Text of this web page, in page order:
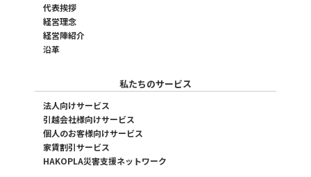
代表挨拶
経営理念
経営陣紹介
沿革
私たちのサービス
法人向けサービス
引越会社様向けサービス
個人のお客様向けサービス
家賃割引サービス
HAKOPLA災害支援ネットワーク